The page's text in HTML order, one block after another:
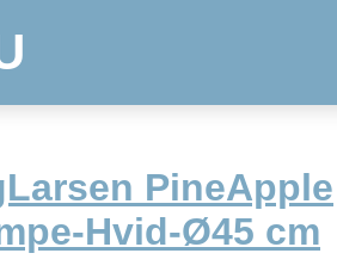
PineApple
Hvid-Ø45 cm